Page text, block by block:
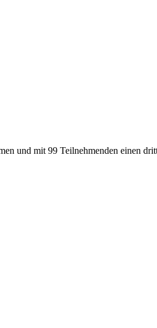
und mit 99 Teilnehmenden einen